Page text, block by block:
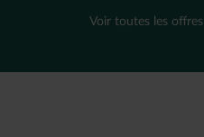
Voir toutes les offres